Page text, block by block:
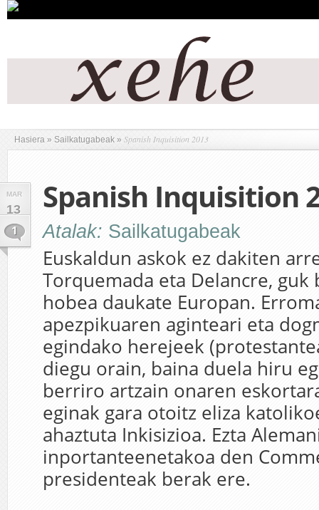
Hasiera » Sailkatugabeak » Spanish Inquisition 2013
MAR
13
1
Spanish Inquisition
Atalak: Sailkatugabeak
Euskaldun askok ez dakiten
Torquemada eta Delancre,
hobea daukate Europan.
apezpikuaren aginteari eta
egindako herejeek
diegu orain, baina duela hiru
berriro artzain onaren
eginak gara otoitz eliza
ahaztuta Inkisizioa. Ezta
inportanteenetakoa den
presidenteak berak ere.